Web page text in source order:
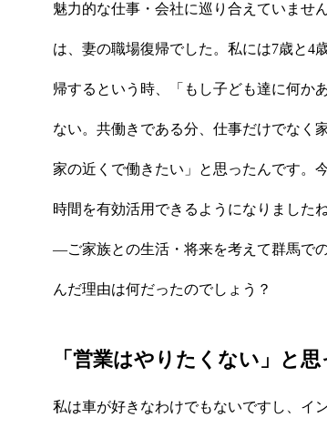
ンテンツ
魅力的な仕事・会社に巡り合えていませ
は、妻の職場復帰でした。私には7歳と4
帰するという時、「もし子ども達に何か
ない。共働きである分、仕事だけでなく
家の近くで働きたい」と思ったんです。
時間を有効活用できるようになりましたね
―ご家族との生活・将来を考えて群馬で
んだ理由は何だったのでしょう？
「営業はやりたくない」と
私は車が好きなわけでもないですし、イ